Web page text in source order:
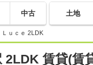
中古 土地
Ｌｕｃｅ 2LDK
2LDK 賃貸(